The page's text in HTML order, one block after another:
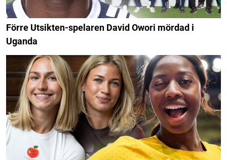
Förre Utsikten-spelaren David Owori mördad i
Uganda